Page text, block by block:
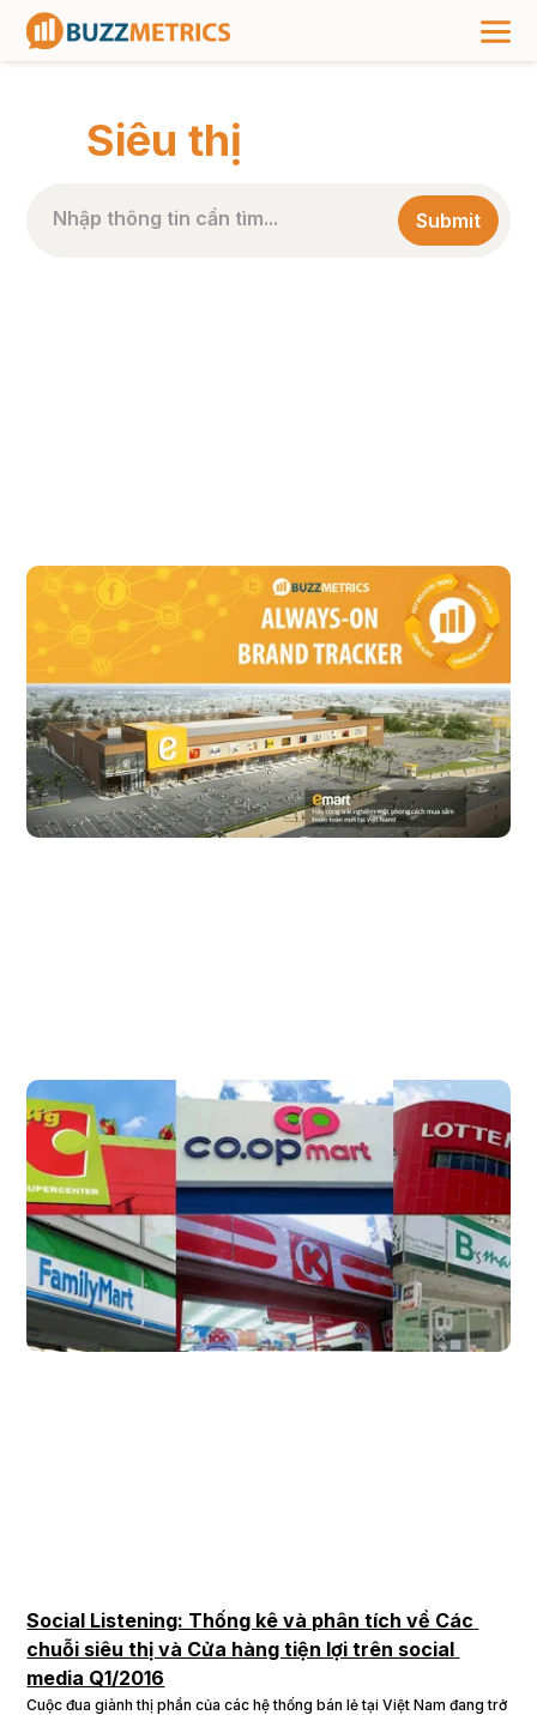
Siêu thị
Theo dõi sức khoẻ thương hiệu toàn diện trên
social media: Emart qua góc nhìn social listening
Buzzmetrics tiếp tục thực hiện bài viết thứ 7 trong chuyên
mục "Always-on Brand Tracker - Mỗi tuần một thương hiệu", Bài viết
tuần này sẽ Phân tích Emart trên Social Media trong khoảng thời gian
6 tháng từ 01/01/2016 - 30/06/2016.
Đọc bài viết
Phân tích thảo luận siêu thị và cửa hàng tiện lợi
trên social media Q1/2016
Trong bài viết này, Buzzmetrics sẽ phân tích về ngành hàng bán lẻ
trong thời gian 3 tháng đầu năm 2016, đào sâu vào hoạt động quảng
bá thương hiệu cùng với thảo luận về siêu thị và cửa hàng tiện lợi của
khách hàng trên Social Media.
Đọc bài viết
Social Listening: Thống kê và phân tích về Các
chuỗi siêu thị và Cửa hàng tiện lợi trên social
media Q1/2016
Cuộc đua giành thị phần của các hệ thống bán lẻ tại Việt Nam đang trở